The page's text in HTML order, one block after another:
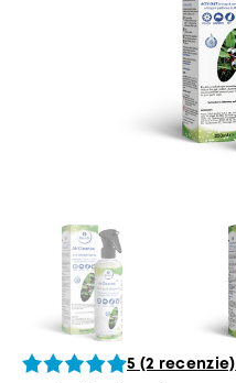
5 (2 recenzie)